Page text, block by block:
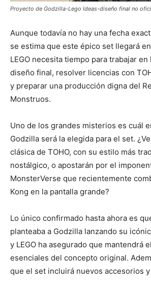
Proyecto de Godzilla-Lego Ideas-diseño final no
Aunque todavía no hay una fecha
se estima que este épico set llegará
LEGO necesita tiempo para trabajar
diseño final, resolver licencias con
y preparar una producción digna del
Monstruos.
Uno de los grandes misterios es cuál
Godzilla será la elegida para el set.
clásica de TOHO, con su estilo más
nostálgico, o apostarán por el
MonsterVerse que recientemente
Kong en la pantalla grande?
Lo único confirmado hasta ahora es
planteaba a Godzilla lanzando su
y LEGO ha asegurado que mantendrá
esenciales del concepto original.
que el set incluirá nuevos accesorios